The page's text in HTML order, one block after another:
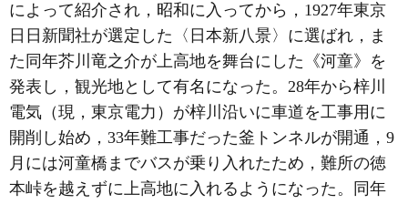
によって紹介され，昭和に入ってから，1927年東京
日日新聞社が選定した〈日本新八景〉に選ばれ，ま
た同年芥川竜之介が上高地を舞台にした《河童》を
発表し，観光地として有名になった。28年から梓川
電気（現，東京電力）が梓川沿いに車道を工事用に
開削し始め，33年難工事だった釜トンネルが開通，9
月には河童橋までバスが乗り入れたため，難所の徳
本峠を越えずに上高地に入れるようになった。同年